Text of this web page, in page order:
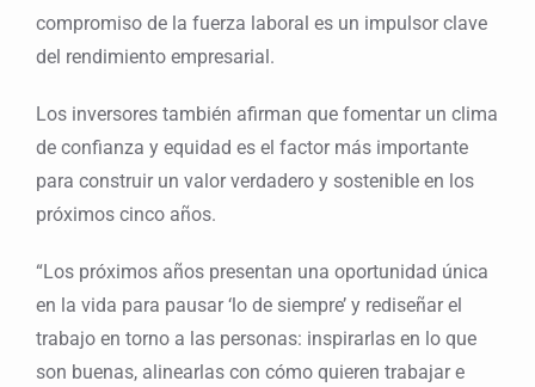
compromiso de la fuerza laboral es un impulsor clave
del rendimiento empresarial.
Los inversores también afirman que fomentar un clima
de confianza y equidad es el factor más importante
para construir un valor verdadero y sostenible en los
próximos cinco años.
“Los próximos años presentan una oportunidad única
en la vida para pausar ‘lo de siempre’ y rediseñar el
trabajo en torno a las personas: inspirarlas en lo que
son buenas, alinearlas con cómo quieren trabajar e